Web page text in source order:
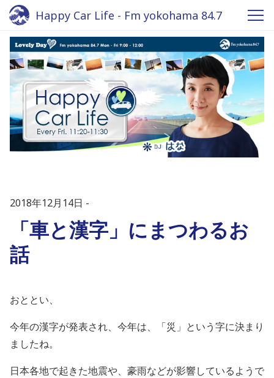
Happy Car Life - Fm yokohama 84.7
2018年12月14日
「車と漢字」にまつわるお
話
おととい、
今年の漢字が発表され、今年は、「災」という字に決まり
ましたね。
日本各地で起きた地震や、豪雨などが影響しているようで